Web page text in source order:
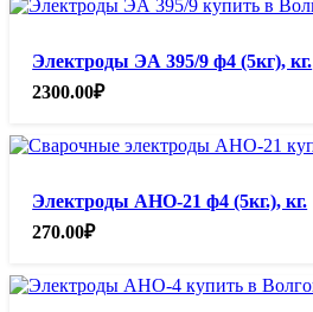
Электроды ЭА 395/9 ф4 (5кг), кг.
2300.00₽
Электроды АНО-21 ф4 (5кг.), кг.
270.00₽